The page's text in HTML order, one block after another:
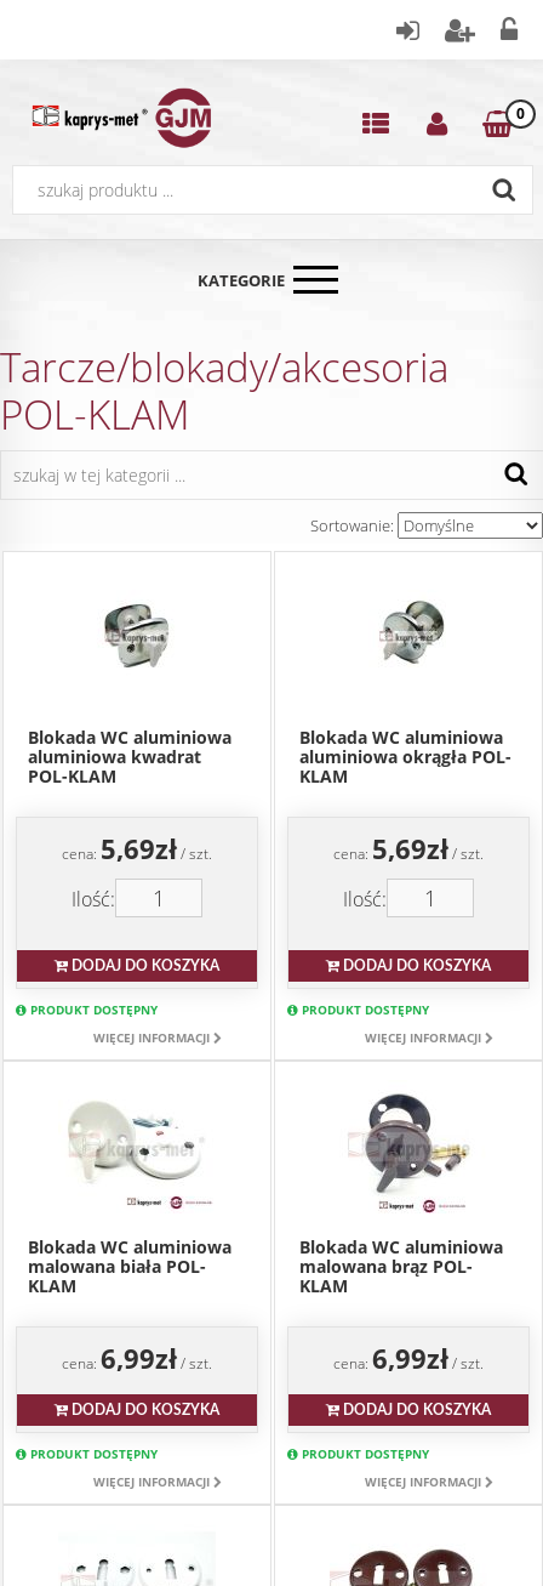
0
KATEGORIE
Tarcze/blokady/akcesoria
POL-KLAM
Sortowanie:
Blokada WC aluminiowa
aluminiowa kwadrat
POL-KLAM
cena: 5,69zł/ szt.
Ilość:
DODAJ DO KOSZYKA
PRODUKT DOSTĘPNY
WIĘCEJ INFORMACJI
Blokada WC aluminiowa
aluminiowa okrągła POL-
KLAM
cena: 5,69zł/ szt.
Ilość:
DODAJ DO KOSZYKA
PRODUKT DOSTĘPNY
WIĘCEJ INFORMACJI
Blokada WC aluminiowa
malowana biała POL-
KLAM
cena: 6,99zł/ szt.
DODAJ DO KOSZYKA
PRODUKT DOSTĘPNY
WIĘCEJ INFORMACJI
Blokada WC aluminiowa
malowana brąz POL-
KLAM
cena: 6,99zł/ szt.
DODAJ DO KOSZYKA
PRODUKT DOSTĘPNY
WIĘCEJ INFORMACJI